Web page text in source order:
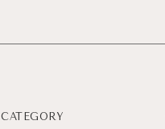
CATEGORY